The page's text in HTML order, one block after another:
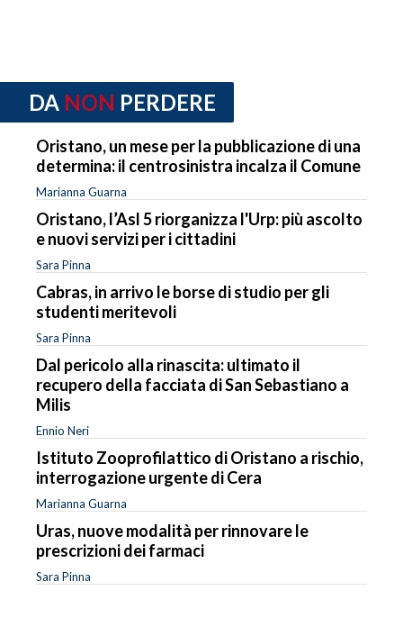
DA NON PERDERE
Oristano, un mese per la pubblicazione di una
determina: il centrosinistra incalza il Comune
Marianna Guarna
Oristano, l’Asl 5 riorganizza l'Urp: più ascolto
e nuovi servizi per i cittadini
Sara Pinna
Cabras, in arrivo le borse di studio per gli
studenti meritevoli
Sara Pinna
Dal pericolo alla rinascita: ultimato il
recupero della facciata di San Sebastiano a
Milis
Ennio Neri
Istituto Zooprofilattico di Oristano a rischio,
interrogazione urgente di Cera
Marianna Guarna
Uras, nuove modalità per rinnovare le
prescrizioni dei farmaci
Sara Pinna